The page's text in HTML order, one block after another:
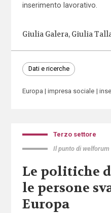
inserimento lavorativo.
Giulia Galera Giulia
Dati e ricerche
Europa impresa sociale
Terzo settore
Il punto di welforum
Le politiche
le persone
Europa